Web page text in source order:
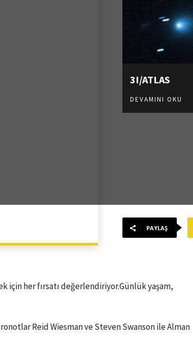
3I/ATLAS
DEVAMINI OKU
PAYLAŞ
için her fırsatı değerlendiriyor.Günlük yaşam,
Reid Wiesman ve Steven Swanson ile Alman